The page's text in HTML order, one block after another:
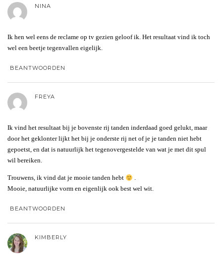
NINA
Ik hen wel eens de reclame op tv gezien geloof ik. Het resultaat vind ik toch
wel een beetje tegenvallen eigelijk.
BEANTWOORDEN
FREYA
Ik vind het resultaat bij je bovenste rij tanden inderdaad goed gelukt, maar
door het geklonter lijkt het bij je onderste rij net of je je tanden niet hebt
gepoetst, en dat is natuurlijk het tegenovergestelde van wat je met dit spul
wil bereiken.
Trouwens, ik vind dat je mooie tanden hebt
.
Mooie, natuurlijke vorm en eigenlijk ook best wel wit.
BEANTWOORDEN
KIMBERLY